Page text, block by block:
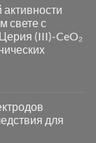
свете с
(III)-CeO₂
для